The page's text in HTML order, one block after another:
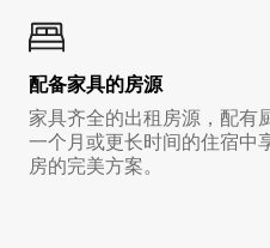
配备家具的房源
家具齐全的出租房源，配有
一个月或更长时间的住宿中
房的完美方案。